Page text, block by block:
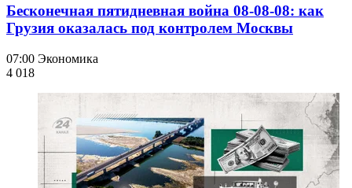
Бесконечная пятидневная война 08-08-08: как
Грузия оказалась под контролем Москвы
07:00 Экономика
4 018